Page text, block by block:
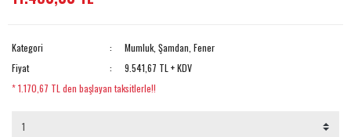
Kategori
Mumluk, Şamdan, Fener
Fiyat
9.541,67 TL + KDV
* 1.170,67 TL den başlayan taksitlerle!!